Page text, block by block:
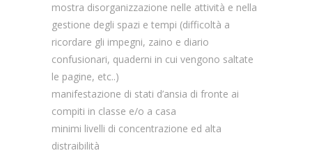
mostra disorganizzazione nelle attività e nella
gestione degli spazi e tempi (difficoltà a
ricordare gli impegni, zaino e diario
confusionari, quaderni in cui vengono saltate
le pagine, etc..)
manifestazione di stati d’ansia di fronte ai
compiti in classe e/o a casa
minimi livelli di concentrazione ed alta
distraibilità